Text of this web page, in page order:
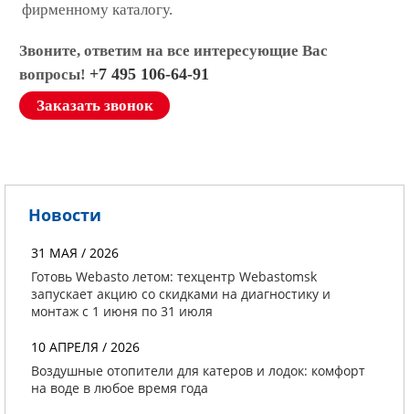
фирменному каталогу.
Звоните, ответим на все интересующие Вас
вопросы! +7 495 106-64-91
Заказать звонок
Новости
31 МАЯ / 2026
Готовь Webasto летом: техцентр Webastomsk
запускает акцию со скидками на диагностику и
монтаж с 1 июня по 31 июля
10 АПРЕЛЯ / 2026
Воздушные отопители для катеров и лодок: комфорт
на воде в любое время года